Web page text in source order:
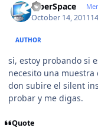
CiberSpace
October 14, 2011
AUTHOR
si, estoy probando si
necesito una muestra
don subire el silent
probar y me digas.
Quote